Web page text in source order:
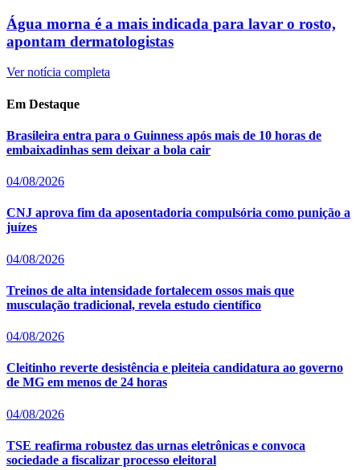
Água morna é a mais indicada para lavar o rosto,
apontam dermatologistas
Ver notícia completa
Em Destaque
Brasileira entra para o Guinness após mais de 10 horas de
embaixadinhas sem deixar a bola cair
04/08/2026
CNJ aprova fim da aposentadoria compulsória como punição a
juízes
04/08/2026
Treinos de alta intensidade fortalecem ossos mais que
musculação tradicional, revela estudo científico
04/08/2026
Cleitinho reverte desistência e pleiteia candidatura ao governo
de MG em menos de 24 horas
04/08/2026
TSE reafirma robustez das urnas eletrônicas e convoca
sociedade a fiscalizar processo eleitoral